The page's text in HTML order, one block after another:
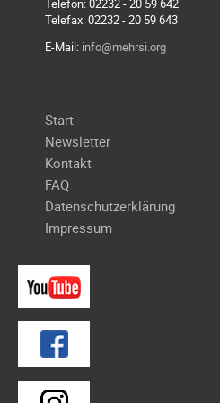
Galerie
2020
Galerie
2018
Galerie
2017
2016
Galerie
2015
Galerie
2014
Galerie
2013
Telefon: 02232 - 20 59 642
Telefax: 02232 - 20 59 643
E-Mail: info@mehrsi.org
Navigation
überspringen
Start
Newsletter
Kontakt
FAQ
Datenschutzerklärung
Impressum